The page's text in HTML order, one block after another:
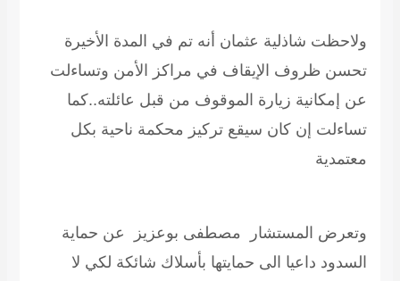
ولاحظت شاذلية عثمان أنه تم في المدة الأخيرة
تحسن ظروف الإيقاف في مراكز الأمن وتساءلت
عن إمكانية زيارة الموقوف من قبل عائلته..كما
تساءلت إن كان سيقع تركيز محكمة ناحية بكل
معتمدية
وتعرض المستشار مصطفى بوعزيز عن حماية
السدود داعيا الى حمايتها بأسلاك شائكة لكي لا